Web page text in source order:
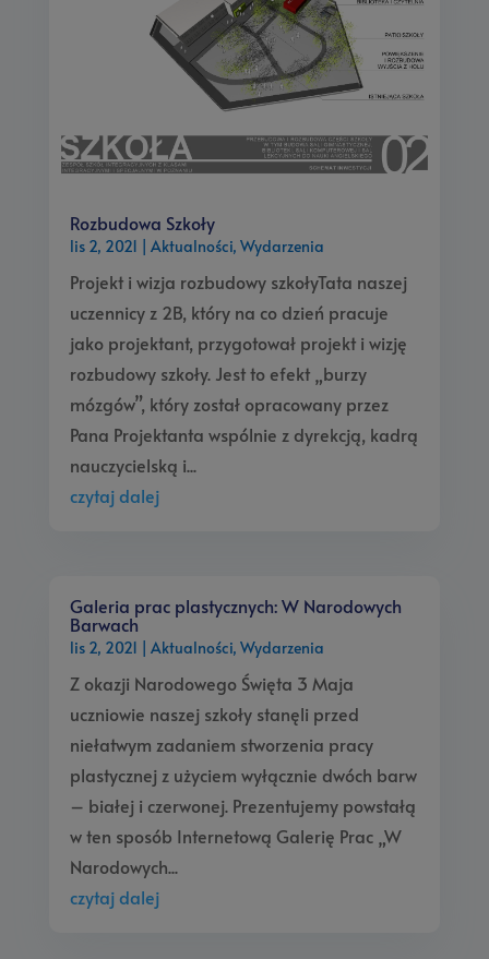
Rozbudowa Szkoły
lis 2, 2021 | Aktualności, Wydarzenia
Projekt i wizja rozbudowy szkołyTata naszej
uczennicy z 2B, który na co dzień pracuje
jako projektant, przygotował projekt i wizję
rozbudowy szkoły. Jest to efekt „burzy
mózgów”, który został opracowany przez
Pana Projektanta wspólnie z dyrekcją, kadrą
nauczycielską i...
czytaj dalej
Galeria prac plastycznych: W Narodowych
Barwach
lis 2, 2021 Aktualności, Wydarzenia
Z okazji Narodowego Święta 3 Maja
uczniowie naszej szkoły stanęli przed
niełatwym zadaniem stworzenia pracy
plastycznej z użyciem wyłącznie dwóch barw
– białej i czerwonej. Prezentujemy powstałą
w ten sposób Internetową Galerię Prac „W
Narodowych...
czytaj dalej